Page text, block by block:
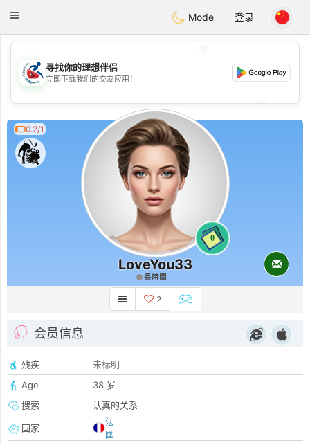
Handi Space
Toggle
Mode 登录
💖
💕
💕
寻找你的理想伴侣
立即下载我们的交友应用！
0.2/1
0
LoveYou33
長時間
2
会员信息
残疾
未标明
Age
38 岁
搜索
认真的关系
国家
法
國